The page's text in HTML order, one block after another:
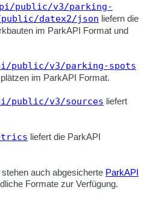
public/v3/parking-
datex2/json liefern die
im ParkAPI Format und
public/v3/parking-spots
im ParkAPI Format.
public/v3/sources liefert
liefert die ParkAPI
auch abgesicherte ParkAPI
Formate zur Verfügung.